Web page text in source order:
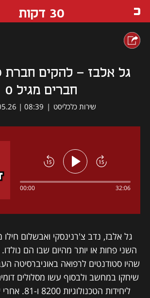
30 דקות
גל אלבז - להקים חברת
חברים מגיל 0
שירות כלכליסט |
08:39 | 24.05.26
32:06
00:00
גל אלבז, נדב צ'רנינסקי ואבשלום
השני פחות או יותר מהיום שבו הם
שהיו סטודנטים לרפואה באוניברסיטה
שיחקו במחשב ולבסוף עשו מסלולים
ליחידות